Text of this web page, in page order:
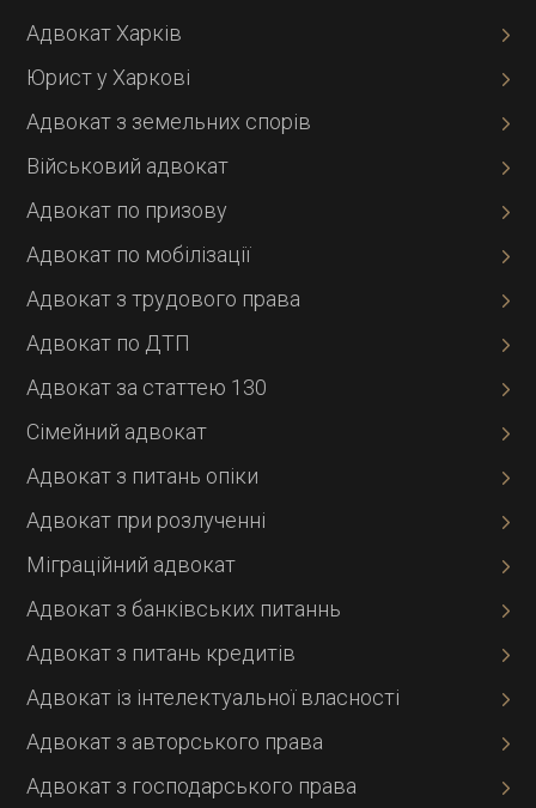
Адвокат Харків
Юрист у Харкові
Адвокат з земельних спорів
Військовий адвокат
Адвокат по призову
Адвокат по мобілізації
Адвокат з трудового права
Адвокат по ДТП
Адвокат за статтею 130
Сімейний адвокат
Адвокат з питань опіки
Адвокат при розлученні
Міграційний адвокат
Адвокат з банківських питаннь
Адвокат з питань кредитів
Адвокат із інтелектуальної власності
Адвокат з авторського права
Адвокат з господарського права